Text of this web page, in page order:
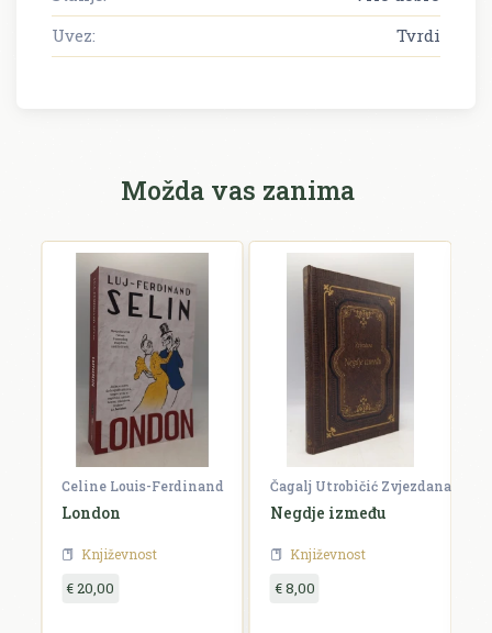
Uvez:
Tvrdi
Možda vas zanima
Celine Louis-Ferdinand
London
Književnost
€ 20,00
Čagalj Utrobičić Zvjezdana
Negdje između
Književnost
€ 8,00